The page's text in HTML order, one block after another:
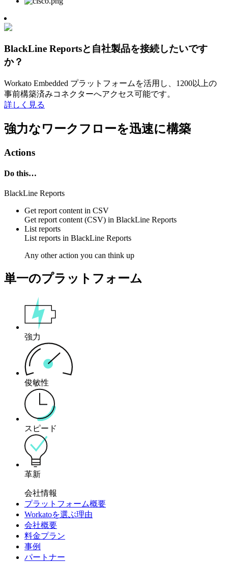
BlackLine Reportsと自社製品を接続したいです
か？
Workato Embedded プラットフォームを活用し、1200以上の
事前構築済みコネクターへアクセス可能です。
詳しく見る
強力なワークフローを迅速に構築
Actions
Do this…
BlackLine Reports
Get report content in CSV
Getreport content (CSV) in BlackLine Reports
List reports
Listreports in BlackLine Reports
Any other action you can think up
単一のプラットフォーム
強力
俊敏性
スピード
革新
会社情報
プラットフォーム概要
Workatoを選ぶ理由
会社概要
料金プラン
事例
パートナー